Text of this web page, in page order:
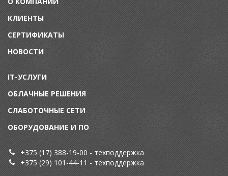
КЛИЕНТЫ
СЕРТИФИКАТЫ
НОВОСТИ
IT-УСЛУГИ
ОБЛАЧНЫЕ РЕШЕНИЯ
СЛАБОТОЧНЫЕ СЕТИ
ОБОРУДОВАНИЕ И ПО
+375 (17) 388-19-00 - техподдержка
+375 (29) 101-44-11 - техподдержка